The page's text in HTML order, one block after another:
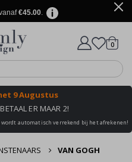
€45.00.
0
9 Augustus
ER MAAR 2!
automatisch verrekend bij het afrekenen!
VAN GOGH